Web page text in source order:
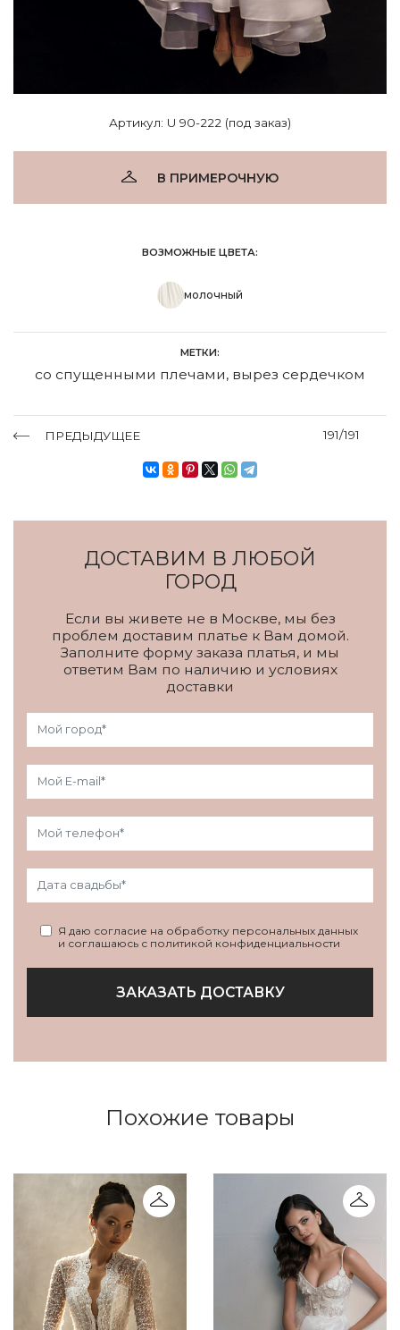
Артикул: U 90-222 (под заказ)
В ПРИМЕРОЧНУЮ
ВОЗМОЖНЫЕ ЦВЕТА:
молочный
МЕТКИ:
со спущенными плечами, вырез сердечком
ПРЕДЫДУЩЕЕ 191/191
ДОСТАВИМ В ЛЮБОЙ
ГОРОД
Если вы живете не в Москве, мы без
проблем доставим платье к Вам домой.
Заполните форму заказа платья, и мы
ответим Вам по наличию и условиях
доставки
Я даю согласие на обработку персональных данных
и соглашаюсь с политикой конфиденциальности
ЗАКАЗАТЬ ДОСТАВКУ
Похожие товары